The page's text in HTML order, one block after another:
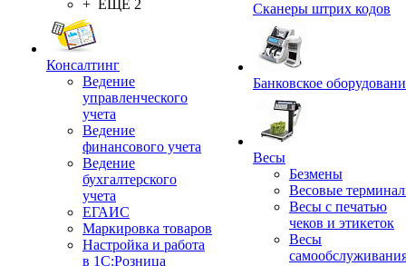
+ ЕЩЕ 2
Консалтинг
Ведение
управленческого
учета
Ведение
финансового учета
Ведение
бухгалтерского
учета
ЕГАИС
Маркировка товаров
Настройка и работа
в 1С:Розница
Сканеры штрих кодов
Банковское
Весы
Безмены
Весовые
Весы с печатью
чеков и этикеток
Весы